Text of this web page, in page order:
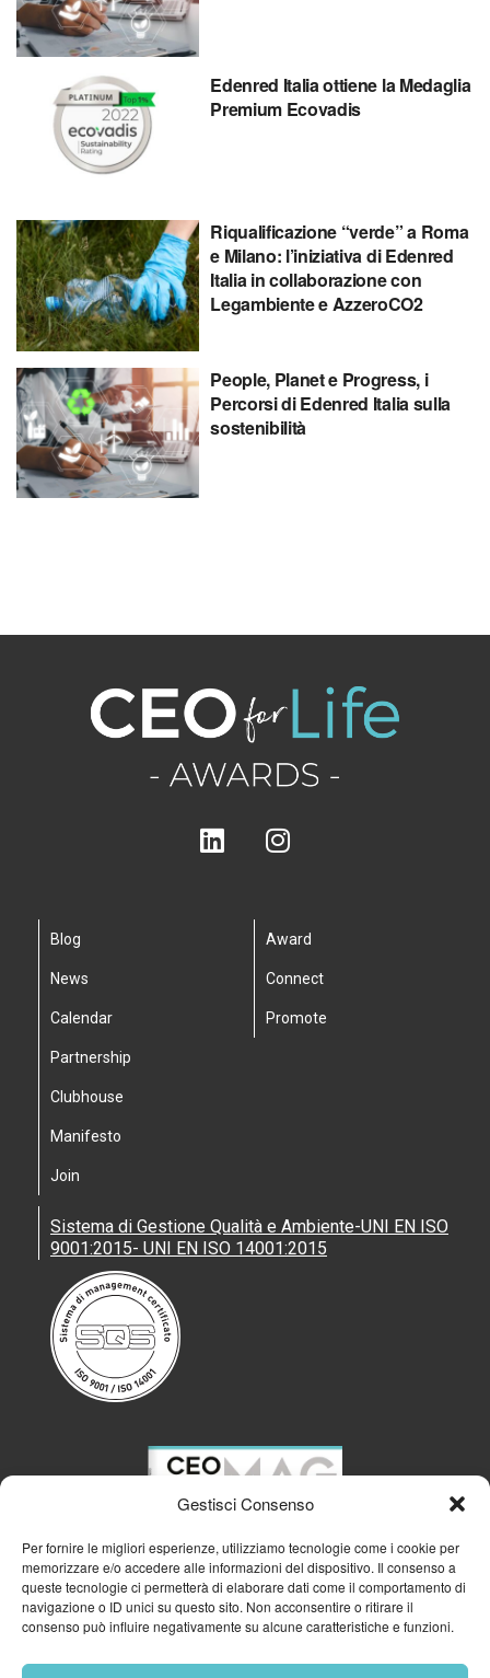
Gestisci Consenso
Per fornire le migliori esperienze, utilizziamo tecnologie come i cookie per
memorizzare e/o accedere alle informazioni del dispositivo. Il consenso a
queste tecnologie ci permetterà di elaborare dati come il comportamento di
navigazione o ID unici su questo sito. Non acconsentire o ritirare il
consenso può influire negativamente su alcune caratteristiche e funzioni.
Edenred Italia ottiene la Medaglia
Premium Ecovadis
Riqualificazione “verde” a Roma
e Milano: l’iniziativa di Edenred
Italia in collaborazione con
Legambiente e AzzeroCO2
People, Planet e Progress, i
Percorsi di Edenred Italia sulla
sostenibilità
Blog
News
Calendar
Partnership
Clubhouse
Manifesto
Join
Award
Connect
Promote
Sistema di Gestione Qualità e Ambiente-UNI EN ISO
9001:2015- UNI EN ISO 14001:2015